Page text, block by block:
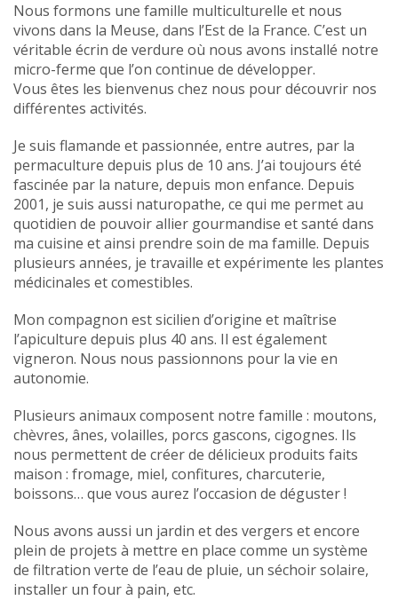
Nous formons une famille multiculturelle et nous
vivons dans la Meuse, dans l’Est de la France. C’est un
véritable écrin de verdure où nous avons installé notre
micro-ferme que l’on continue de développer.
Vous êtes les bienvenus chez nous pour découvrir nos
différentes activités.
Je suis flamande et passionnée, entre autres, par la
permaculture depuis plus de 10 ans. J’ai toujours été
fascinée par la nature, depuis mon enfance. Depuis
2001, je suis aussi naturopathe, ce qui me permet au
quotidien de pouvoir allier gourmandise et santé dans
ma cuisine et ainsi prendre soin de ma famille. Depuis
plusieurs années, je travaille et expérimente les plantes
médicinales et comestibles.
Mon compagnon est sicilien d’origine et maîtrise
l’apiculture depuis plus 40 ans. Il est également
vigneron. Nous nous passionnons pour la vie en
autonomie.
Plusieurs animaux composent notre famille : moutons,
chèvres, ânes, volailles, porcs gascons, cigognes. Ils
nous permettent de créer de délicieux produits faits
maison : fromage, miel, confitures, charcuterie,
boissons… que vous aurez l’occasion de déguster !
Nous avons aussi un jardin et des vergers et encore
plein de projets à mettre en place comme un système
de filtration verte de l’eau de pluie, un séchoir solaire,
installer un four à pain, etc.